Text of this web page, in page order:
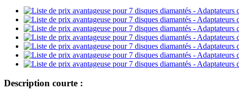
Description courte :